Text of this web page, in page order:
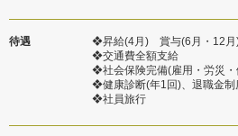
待遇
❖昇給(4月) 賞与(6月・12月
❖交通費全額支給
❖社会保険完備(雇用・労災
❖健康診断(年1回)、退職金制
❖社員旅行